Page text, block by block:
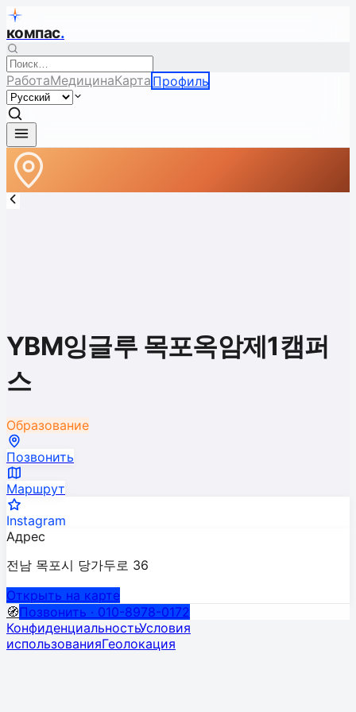
компас.
РаботаМедицинаКарта Профиль
YBM잉글루 목포옥암제1캠퍼
스
Образование
Позвонить
Маршрут
Instagram
Адрес
전남 목포시 당가두로 36
Открыть на карте
🧭Позвонить · 010-8978-0172
КонфиденциальностьУсловия
использованияГеолокация